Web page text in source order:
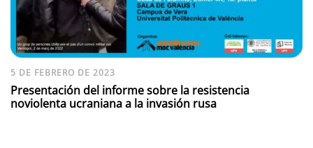
5 DE FEBRERO DE 2023
Presentación del informe sobre la resistencia
noviolenta ucraniana a la invasión rusa